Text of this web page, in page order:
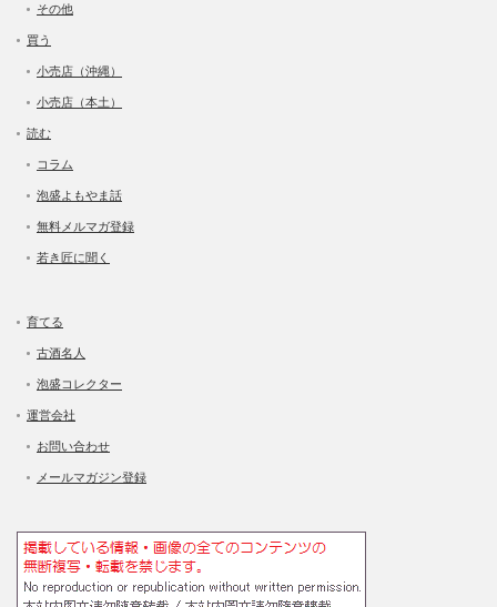
その他
買う
小売店（沖縄）
小売店（本土）
読む
コラム
泡盛よもやま話
無料メルマガ登録
若き匠に聞く
育てる
古酒名人
泡盛コレクター
運営会社
お問い合わせ
メールマガジン登録